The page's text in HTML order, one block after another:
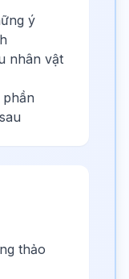
ý
nhân vật
thảo